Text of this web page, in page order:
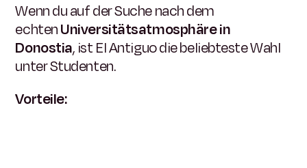
Wenn du auf der Suche nach dem
echtenUniversitätsatmosphäre in
Donostia, ist El Antiguo die beliebteste Wahl
unter Studenten.
Vorteile: